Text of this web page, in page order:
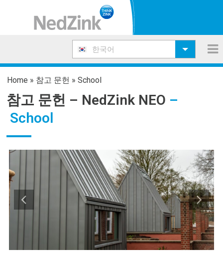
한국어
Home » 참고 문헌 » School
참고 문헌 – NedZink NEO –
School